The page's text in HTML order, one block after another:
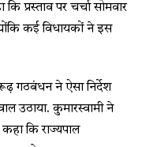
प्रस्ताव पर चर्चा सोमवार
कई विधायकों ने इस
गठबंधन ने ऐसा निर्देश
उठाया. कुमारस्वामी ने
कि राज्यपाल